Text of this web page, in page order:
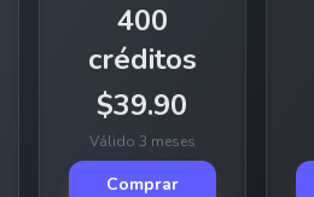
400
créditos
$39.90
Válido 3 meses
Comprar